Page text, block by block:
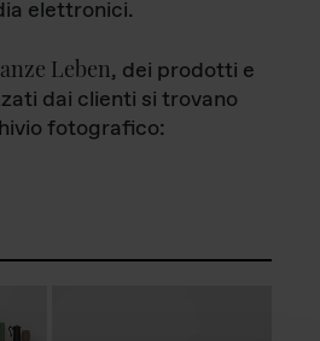
elettronici.
Leben, dei prodotti e
dai clienti si trovano
fotografico: